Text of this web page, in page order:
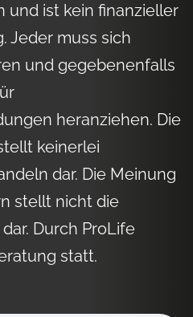
und ist kein finanzieller
Jeder muss sich
und gegebenenfalls
heranziehen. Die
keinerlei
dar. Die Meinung
stellt nicht die
Durch ProLife
statt.